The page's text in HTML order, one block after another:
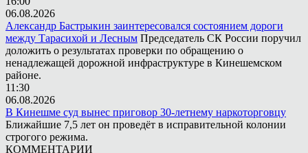
06.08.2026
Александр Бастрыкин заинтересовался состоянием дороги
между Тарасихой и Лесным Председатель СК России поручил
доложить о результатах проверки по обращению о
ненадлежащей дорожной инфраструктуре в Кинешемском
районе.
11:30
06.08.2026
В Кинешме суд вынес приговор 30-летнему наркоторговцу
Ближайшие 7,5 лет он проведёт в исправительной колонии
строгого режима.
КОММЕНТАРИИ